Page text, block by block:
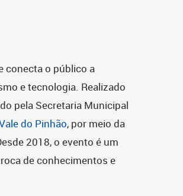
conecta o público a
e tecnologia. Realizado
pela Secretaria Municipal
do Pinhão, por meio da
2018, o evento é um
de conhecimentos e